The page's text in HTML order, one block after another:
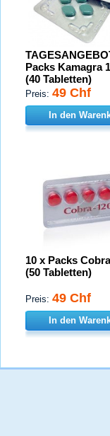
Packs Kamagra
(40 Tabletten)
Preis: 49 Chf
In den
10 x Packs
(50 Tabletten)
Preis: 49 Chf
In den